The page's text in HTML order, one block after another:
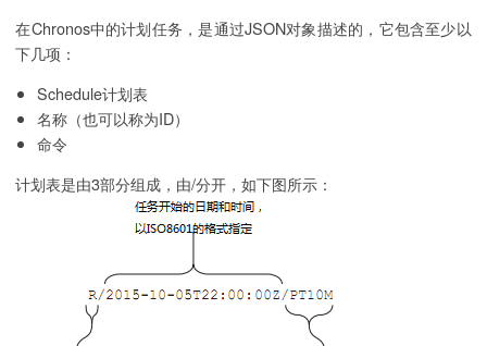
在Chronos中的计划任务，是通过JSON对象描述的，它包含至少以
下几项：
Schedule计划表
名称（也可以称为ID）
命令
计划表是由3部分组成，由/分开，如下图所示：